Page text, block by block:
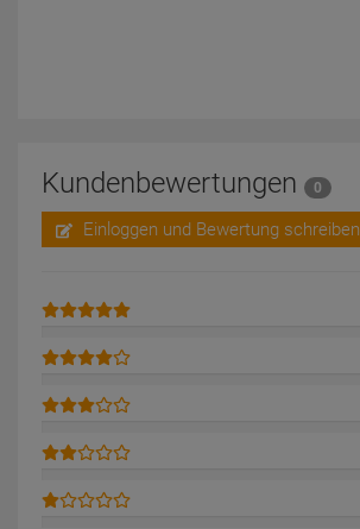
Kundenbewertungen 0
Einloggen und Bewertung schreiben